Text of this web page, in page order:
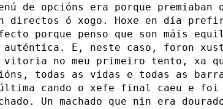
de opcións era porque premiaban
directos ó xogo. Hoxe en día
porque penso que son máis
auténtica. E, neste caso, foron
vitoria no meu primeiro tento, xa
todas as vidas e todas as
cando o xefe final caeu e foi
Un machado que nin era